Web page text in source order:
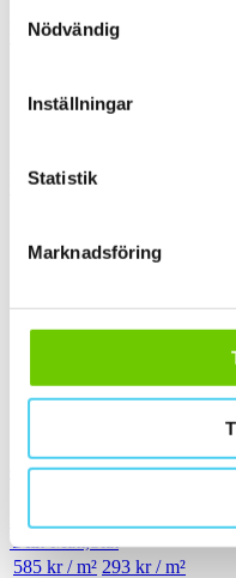
Nödvändig
Inställningar
Statistik
Marknadsföring
Kant
Standard(6)
Pris
m²
200 till 300 kr(3)
300 till 400 kr(4)
Granitkeramik BERGHAMN
Storlek:
Yta:
585 kr / m² 293 kr / m²